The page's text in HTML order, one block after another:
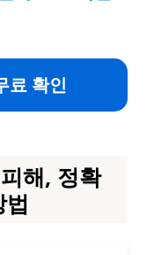
료 확인
해, 정확